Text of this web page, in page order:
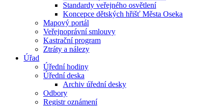
Standardy veřejného osvětlení
Koncepce dětských hřišť Města Oseka
Mapový portál
Veřejnoprávní smlouvy
Kastrační program
Ztráty a nálezy
Úřad
Úřední hodiny
Úřední deska
Archiv úřední desky
Odbory
Registr oznámení